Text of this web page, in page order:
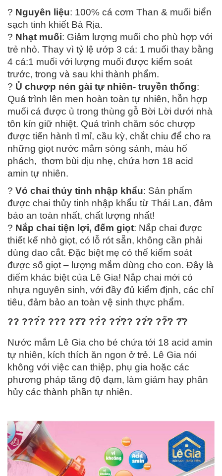
? Nguyên liệu: 100% cá cơm Than & muối biển
sạch tinh khiết Bà Rịa.
? Nhạt muối: Giảm lượng muối cho phù hợp với
trẻ nhỏ. Thay vì tỷ lệ ướp 3 cá: 1 muối thay bằng
4 cá:1 muối với lượng muối được kiểm soát
trước, trong và sau khi thành phẩm.
? Ủ chượp nén gài tự nhiên- truyền thống:
Quá trình lên men hoàn toàn tự nhiên, hỗn hợp
muối cá được ủ trong thùng gỗ Bời Lời dưới nhà
tôn kín giữ nhiệt. Quá trình chăm sóc chượp
được tiến hành tỉ mỉ, cầu kỳ, chắt chiu để cho ra
những giọt nước mắm sóng sánh, màu hổ
phách, thơm bùi dịu nhẹ, chứa hơn 18 acid
amin tự nhiên.
? Vỏ chai thủy tinh nhập khẩu: Sản phẩm
được chai thủy tinh nhập khẩu từ Thái Lan, đảm
bảo an toàn nhất, chất lượng nhất!
? Nắp chai tiện lợi, đếm giọt: Nắp chai được
thiết kế nhỏ giọt, có lỗ rót sẵn, không cần phải
dùng dao cắt. Đặc biệt mẹ có thể kiểm soát
được số giọt – lượng mắm dùng cho con. Đây là
điểm khác biệt của Lê Gia! Nắp chai mới có
nhựa nguyên sinh, với đầy đủ kiểm định, các chỉ
tiêu, đảm bảo an toàn vệ sinh thực phẩm.
?? ???́? ??? ??̂? ??̀? ??̛́?? ??̛́? ??̛̃? ?̆?
Nước mắm Lê Gia cho bé chứa tới 18 acid amin
tự nhiên, kích thích ăn ngon ở trẻ. Lê Gia nói
không với việc can thiệp, phụ gia hoặc các
phương pháp tăng độ đạm, làm giảm hay phân
hủy các thành phần tự nhiên.